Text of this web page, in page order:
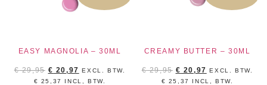
EASY MAGNOLIA – 30ML
€29,95 € 20,97 EXCL. BTW.
€ 25,37 INCL, BTW.
CREAMY BUTTER – 30ML
€29,95 € 20,97 EXCL. BTW.
€ 25,37 INCL, BTW.